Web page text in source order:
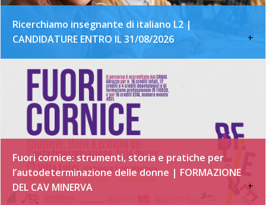
Ricerchiamo insegnante di italiano L2 |
CANDIDATURE ENTRO IL 31/08/2026
+
Fuori cornice: strumenti, storia e pratiche per
l’autodeterminazione delle donne | FORMAZIONE
DEL CAV MINERVA
+